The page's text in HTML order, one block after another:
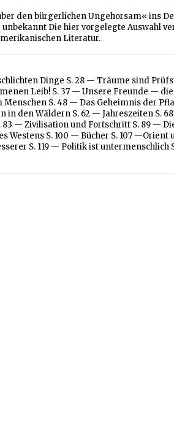
den bürgerlichen Ungehorsam« ins
Die hier vorgelegte Auswahl
Literatur.
Dinge S. 28 — Träume sind
Leib! S. 37 — Unsere Freunde —
S. 48 — Das Geheimnis der
in den Wäldern S. 62 — Jahreszeiten S.
— Zivilisation und Fortschritt S. 89 —
S. 100 — Bücher S. 107 —Orient
S. 119 — Politik ist untermenschlich